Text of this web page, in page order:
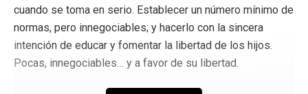
cuando se toma en serio. Establecer un número mínimo de
normas, pero innegociables; y hacerlo con la sincera
intención de educar y fomentar la libertad de los hijos.
Pocas, innegociables… y a favor de su libertad.